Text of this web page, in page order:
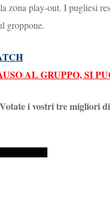
zona play-out. I pugliesi
groppone.
AL GRUPPO, SI
Votate i vostri tre migliori